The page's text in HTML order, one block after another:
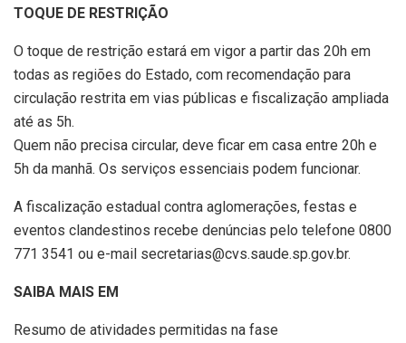
TOQUE DE RESTRIÇÃO
O toque de restrição estará em vigor a partir das 20h em
todas as regiões do Estado, com recomendação para
circulação restrita em vias públicas e fiscalização ampliada
até as 5h.
Quem não precisa circular, deve ficar em casa entre 20h e
5h da manhã. Os serviços essenciais podem funcionar.
A fiscalização estadual contra aglomerações, festas e
eventos clandestinos recebe denúncias pelo telefone 0800
771 3541 ou e-mail secretarias@cvs.saude.sp.gov.br.
SAIBA MAIS EM
Resumo de atividades permitidas na fase